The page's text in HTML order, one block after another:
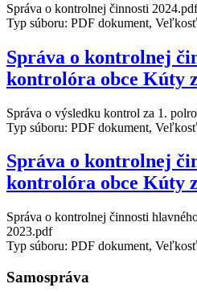
Správa o kontrolnej činnosti 2024.pdf
Typ súboru: PDF dokument,
Správa o kontrolnej
kontrolóra obce Kúty
Správa o výsledku kontrol za 1.
Typ súboru: PDF dokument,
Správa o kontrolnej
kontrolóra obce Kúty
Správa o kontrolnej činnosti
2023.pdf
Typ súboru: PDF dokument,
Samospráva